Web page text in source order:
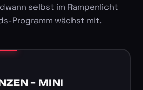
selbst im Rampenlicht
Programm wächst mit.
– MINI